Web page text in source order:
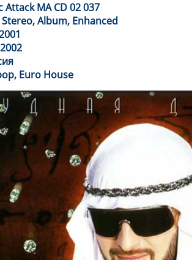
MA CD 02 037
Album, Enhanced
Euro House